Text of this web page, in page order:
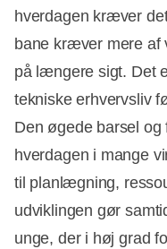
hverdagen kræver
bane kræver mere af
på længere sigt. Det
tekniske erhvervsliv
Den øgede barsel
hverdagen i mange
til planlægning,
udviklingen gør
unge, der i høj grad